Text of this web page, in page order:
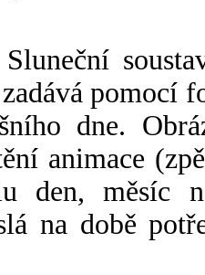
pomocí
dne.
animace
den, měsíc
na době